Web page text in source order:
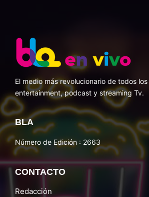
El medio más revolucionario de todos
entertainment, podcast y streaming Tv.
BLA
Número de Edición : 2663
CONTACTO
Redacción